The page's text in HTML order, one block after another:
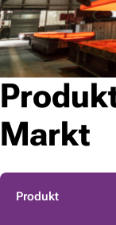
Markt
Produkt